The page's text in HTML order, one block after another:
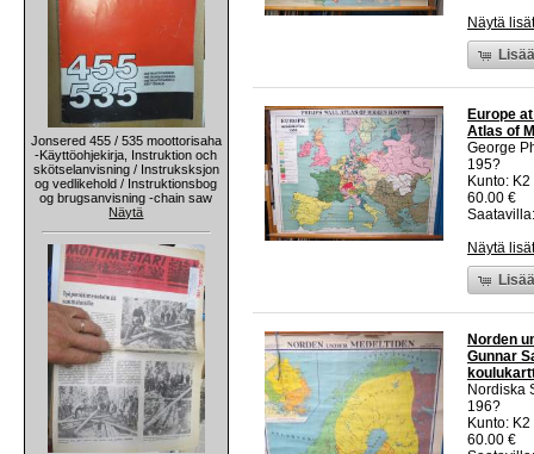
Jonsered 455 / 535 moottorisaha
-Käyttöohjekirja, Instruktion och
skötselanvisning / Instruksksjon
og vedlikehold / Instruktionsbog
og brugsanvisning -chain saw
Näytä
Näytä
Europe
Atlas of
George
195?
Kunto:
60.00 €
Näytä
Norden
Gunnar
Nordiska
196?
Kunto:
60.00 €